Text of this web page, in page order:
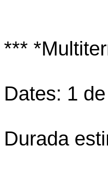
***
Dates: 1
Durada